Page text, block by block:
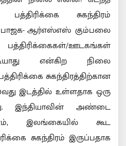
சுகந்திரம்
பாஜக- ஆர்எஸ்எஸ் கும்பலை
ஊடகங்கள்
என்கிற நிலை
சுகந்திரத்திற்கான
இடத்தில் உள்ளதாக ஒரு
இந்தியாவின் அண்டை
இலங்கையில் கூட
சுகந்திரம் இருப்பதாக